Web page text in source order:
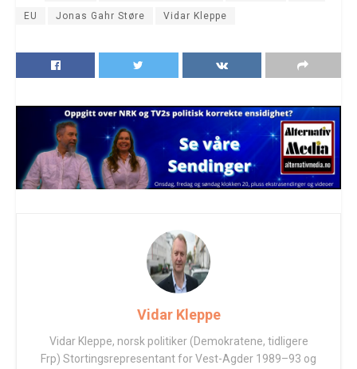
EU Jonas Gahr Støre Vidar Kleppe
Vidar Kleppe
Vidar Kleppe, norsk politiker (Demokratene, tidligere
Frp) Stortingsrepresentant for Vest-Agder 1989–93 og